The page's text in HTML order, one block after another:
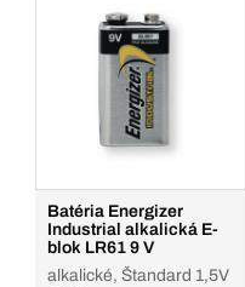
Batéria Energizer
Industrial alkalická E-
blok LR61 9 V
alkalické, Štandard 1,5V